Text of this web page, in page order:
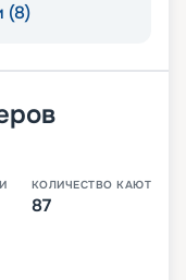
(8)
КОЛИЧЕСТВО КАЮТ
87